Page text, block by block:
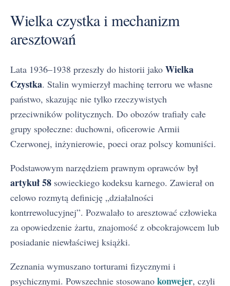
Wielka czystka i mechanizm
aresztowań
Lata 1936–1938 przeszły do historii jako Wielka
Czystka. Stalin wymierzył machinę terroru we własne
państwo, skazując nie tylko rzeczywistych
przeciwników politycznych. Do obozów trafiały całe
grupy społeczne: duchowni, oficerowie Armii
Czerwonej, inżynierowie, poeci oraz polscy komuniści.
Podstawowym narzędziem prawnym oprawców był
artykuł 58 sowieckiego kodeksu karnego. Zawierał on
celowo rozmytą definicję „działalności
kontrrewolucyjnej”. Pozwalało to aresztować człowieka
za opowiedzenie żartu, znajomość z obcokrajowcem lub
posiadanie niewłaściwej książki.
Zeznania wymuszano torturami fizycznymi i
psychicznymi. Powszechnie stosowano konwejer, czyli